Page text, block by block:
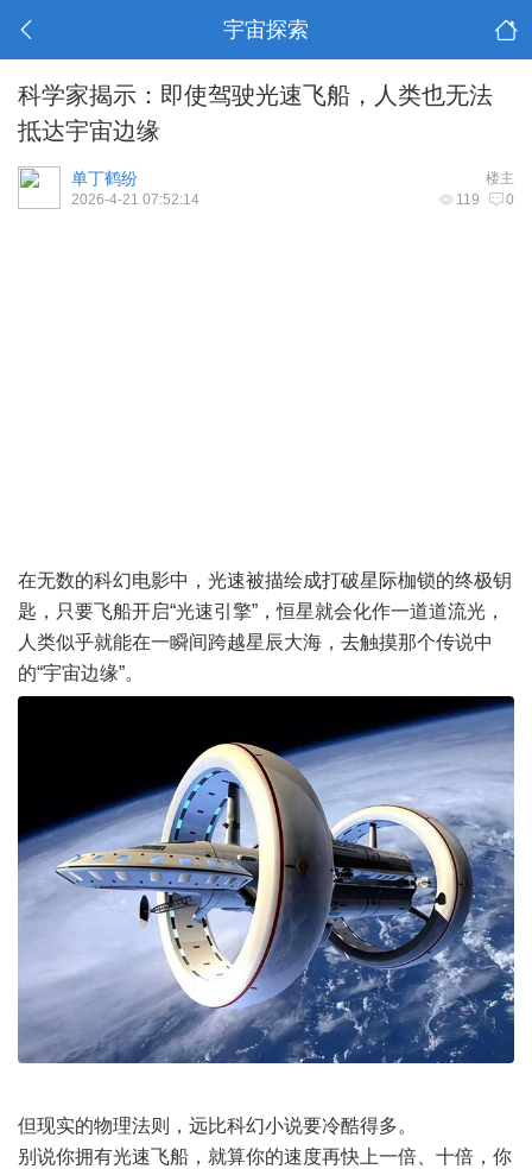
宇宙探索
科学家揭示：即使驾驶光速飞船，人类也无法
抵达宇宙边缘
楼主
单丁鹤纷
119 0
2026-4-21 07:52:14
在无数的科幻电影中，光速被描绘成打破星际枷锁的终极钥
匙，只要飞船开启“光速引擎”，恒星就会化作一道道流光，
人类似乎就能在一瞬间跨越星辰大海，去触摸那个传说中
的“宇宙边缘”。
但现实的物理法则，远比科幻小说要冷酷得多。
别说你拥有光速飞船，就算你的速度再快上一倍、十倍，你